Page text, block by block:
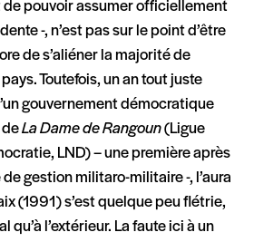
de pouvoir assumer officiellement
-, n’est pas sur le point d’être
de s’aliéner la majorité de
Toutefois, un an tout juste
gouvernement démocratique
La Dame de Rangoun(Ligue
LND) – une première après
gestion militaro-militaire -, l’aura
(1991) s’est quelque peu flétrie,
qu’à l’extérieur. La faute ici à un